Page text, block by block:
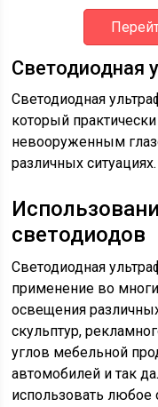
Светодиодная
Светодиодная
который
невооруженным
различных ситуациях.
светодиодов
Светодиодная
применение во
освещения
скульптур,
углов мебельной
автомобилей и так
использовать любое